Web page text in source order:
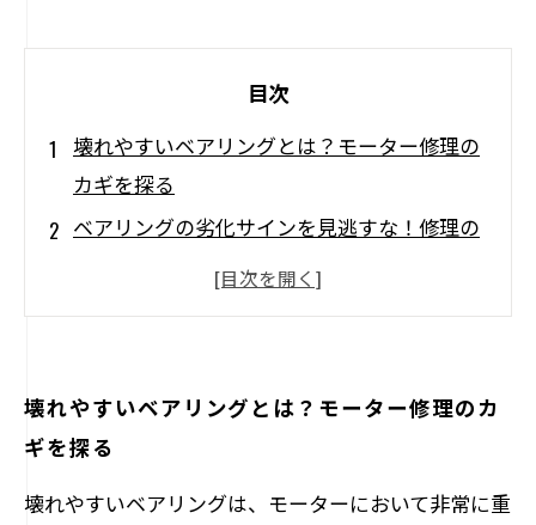
目次
壊れやすいベアリングとは？モーター修理の
カギを探る
ベアリングの劣化サインを見逃すな！修理の
前に知っておくべきこと
必要な工具と手順をマスター！ベアリング修
ング修理のコツ
るタイミングを考える
壊れやすいベアリングとは？モーター修理のカ
ギを探る
壊れやすいベアリングは、モーターにおいて非常に重